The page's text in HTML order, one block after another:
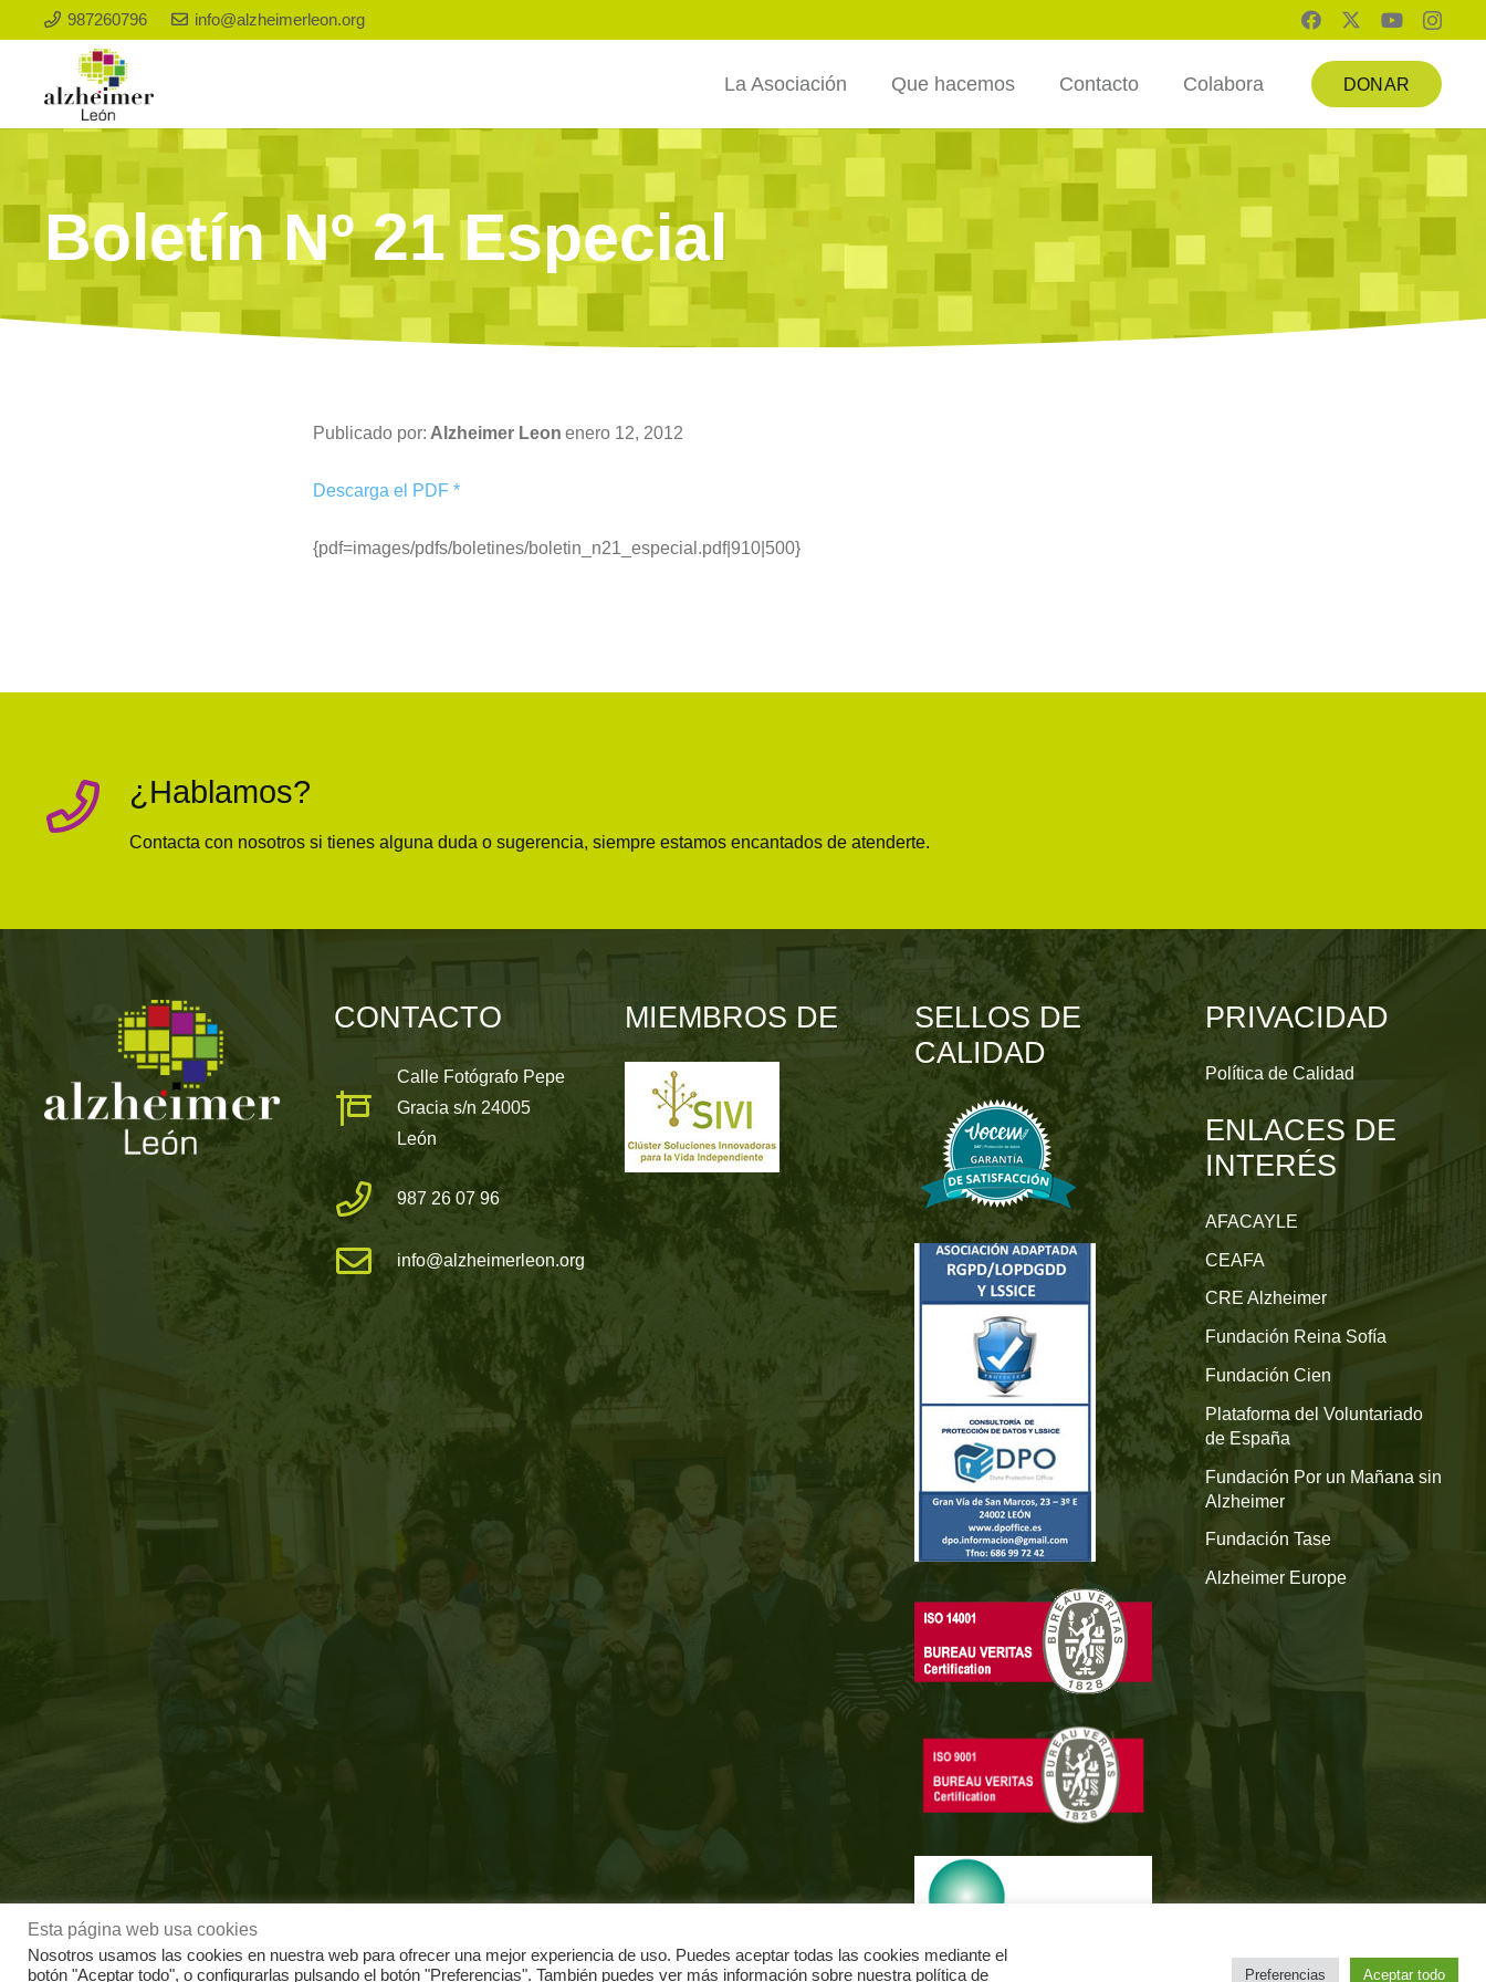
987260796 info@alzheimerleon.org
La Asociación Que hacemos Contacto Colabora DONAR
Boletín Nº 21 Especial
Publicado por: Alzheimer Leon enero 12, 2012
Descarga el PDF *
{pdf=images/pdfs/boletines/boletin_n21_especial.pdf|910|500}
¿Hablamos?
Contacta con nosotros si tienes alguna duda o sugerencia, siempre estamos encantados de atenderte.
CONTACTO
Calle Fotógrafo Pepe
Gracia s/n 24005
León
987 26 07 96
info@alzheimerleon.org
MIEMBROS DE
SELLOS DE
CALIDAD
PRIVACIDAD
Política de Calidad
ENLACES DE
INTERÉS
AFACAYLE
CEAFA
CRE Alzheimer
Fundación Reina Sofía
Fundación Cien
Plataforma del Voluntariado
de España
Fundación Por un Mañana sin
Alzheimer
Fundación Tase
Alzheimer Europe
Esta página web usa cookies
Nosotros usamos las cookies en nuestra web para ofrecer una mejor experiencia de uso. Puedes aceptar todas las cookies mediante el
botón "Aceptar todo", o configurarlas pulsando el botón "Preferencias". También puedes ver más información sobre nuestra política de
Preferencias Aceptar todo